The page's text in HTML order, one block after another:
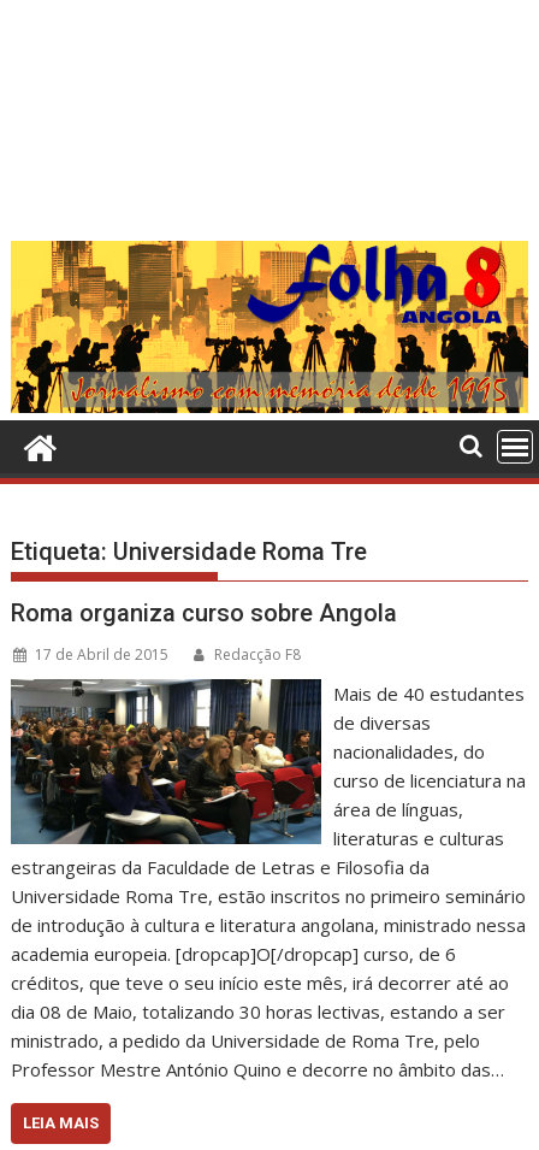
Etiqueta: Universidade Roma Tre
Roma organiza curso sobre Angola
17 de Abril de 2015 Redacção F8
Mais de 40 estudantes
de diversas
nacionalidades, do
curso de licenciatura na
área de línguas,
literaturas e culturas
estrangeiras da Faculdade de Letras e Filosofia da
Universidade Roma Tre, estão inscritos no primeiro seminário
de introdução à cultura e literatura angolana, ministrado nessa
academia europeia. [dropcap]O[/dropcap] curso, de 6
créditos, que teve o seu início este mês, irá decorrer até ao
dia 08 de Maio, totalizando 30 horas lectivas, estando a ser
ministrado, a pedido da Universidade de Roma Tre, pelo
Professor Mestre António Quino e decorre no âmbito das…
LEIA MAIS